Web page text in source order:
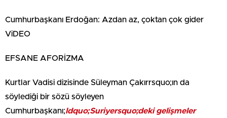
Cumhurbaşkanı Erdoğan: Azdan az, çoktan çok gider
ViDEO
EFSANE AFORİZMA
Kurtlar Vadisi dizisinde Süleyman Çakırrsquo;ın da
söylediği bir sözü söyleyen
Cumhurbaşkanı;ldquo;Suriyersquo;deki gelişmeler